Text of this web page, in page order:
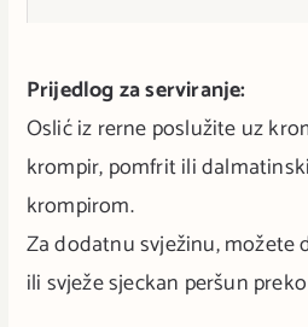
Prijedlog za serviranje:
Oslić iz rerne poslužite uz
krompir, pomfrit ili
krompirom.
Za dodatnu svježinu, možete
ili svježe sjeckan peršun